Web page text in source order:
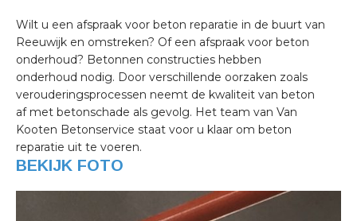
Wilt u een afspraak voor beton reparatie in de buurt van
Reeuwijk en omstreken? Of een afspraak voor beton
onderhoud? Betonnen constructies hebben
onderhoud nodig. Door verschillende oorzaken zoals
verouderingsprocessen neemt de kwaliteit van beton
af met betonschade als gevolg. Het team van Van
Kooten Betonservice staat voor u klaar om beton
reparatie uit te voeren.
BEKIJK FOTO